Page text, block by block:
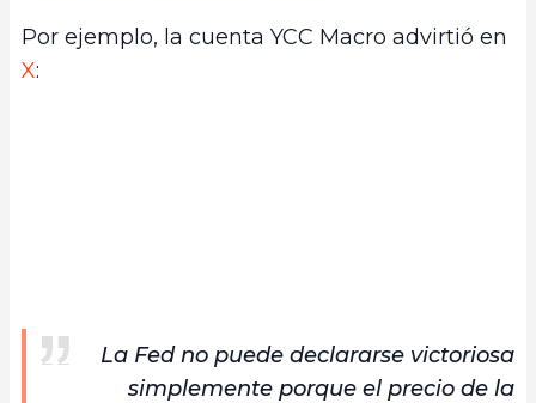
Por ejemplo, la cuenta YCC Macro advirtió en
X:
La Fed no puede declararse victoriosa
simplemente porque el precio de la